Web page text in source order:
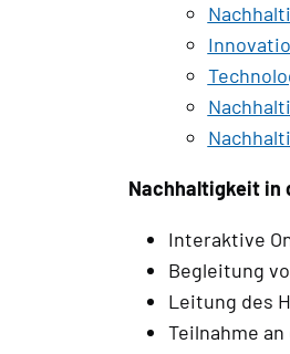
Nachhaltigkeit in
Interaktive
Begleitung
Leitung des
Teilnahme